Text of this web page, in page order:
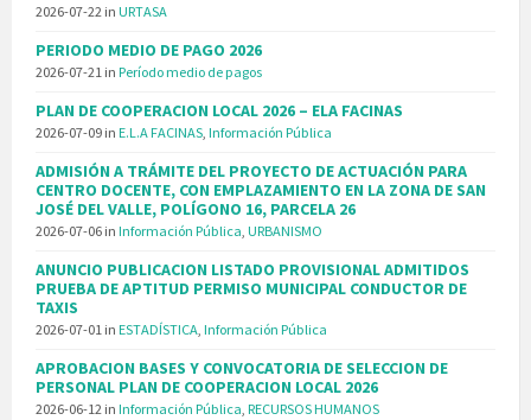
2026-07-22 in URTASA
PERIODO MEDIO DE PAGO 2026
2026-07-21 in Período medio de pagos
PLAN DE COOPERACION LOCAL 2026 – ELA FACINAS
2026-07-09 in E.L.A FACINAS, Información Pública
ADMISIÓN A TRÁMITE DEL PROYECTO DE ACTUACIÓN PARA
CENTRO DOCENTE, CON EMPLAZAMIENTO EN LA ZONA DE SAN
JOSÉ DEL VALLE, POLÍGONO 16, PARCELA 26
2026-07-06 in Información Pública, URBANISMO
ANUNCIO PUBLICACION LISTADO PROVISIONAL ADMITIDOS
PRUEBA DE APTITUD PERMISO MUNICIPAL CONDUCTOR DE
TAXIS
2026-07-01 in ESTADÍSTICA, Información Pública
APROBACION BASES Y CONVOCATORIA DE SELECCION DE
PERSONAL PLAN DE COOPERACION LOCAL 2026
2026-06-12 in Información Pública, RECURSOS HUMANOS